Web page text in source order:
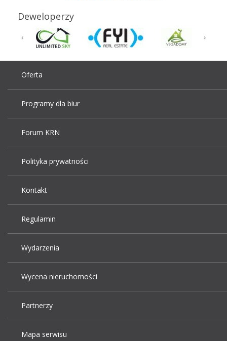
Deweloperzy
Oferta
Programy dla biur
Forum KRN
Polityka prywatności
Kontakt
Regulamin
Wydarzenia
Wycena nieruchomości
Partnerzy
Mapa serwisu